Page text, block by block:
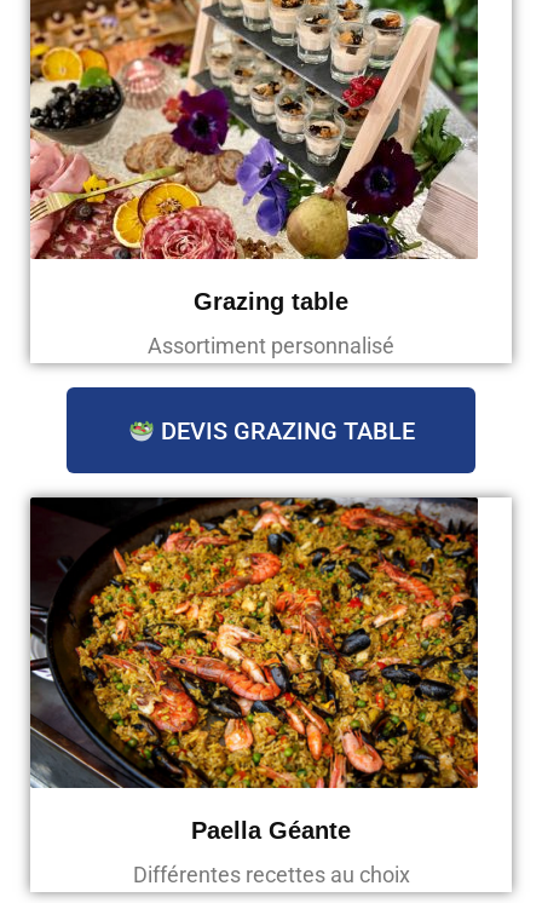
Grazing table
Assortiment personnalisé
DEVIS GRAZING TABLE
Paella Géante
Différentes recettes au choix